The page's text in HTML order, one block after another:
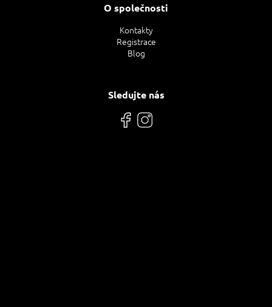
O společnosti
Kontakty
Registrace
Blog
Sledujte nás